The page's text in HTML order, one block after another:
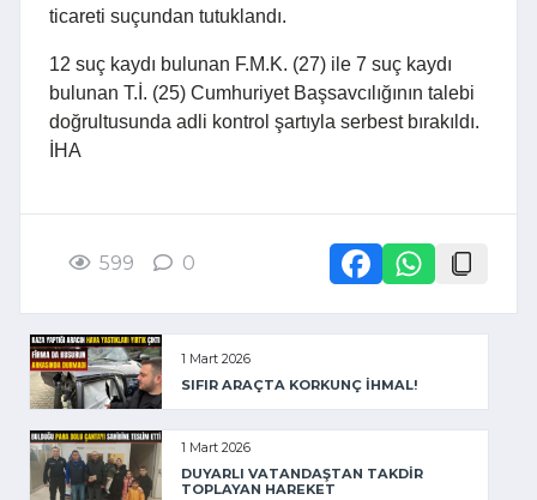
ticareti suçundan tutuklandı.
12 suç kaydı bulunan F.M.K. (27) ile 7 suç kaydı
bulunan T.İ. (25) Cumhuriyet Başsavcılığının talebi
doğrultusunda adli kontrol şartıyla serbest bırakıldı.
İHA
599 0
1 Mart 2026
SIFIR ARAÇTA KORKUNÇ İHMAL!
1 Mart 2026
DUYARLI VATANDAŞTAN TAKDİR
TOPLAYAN HAREKET